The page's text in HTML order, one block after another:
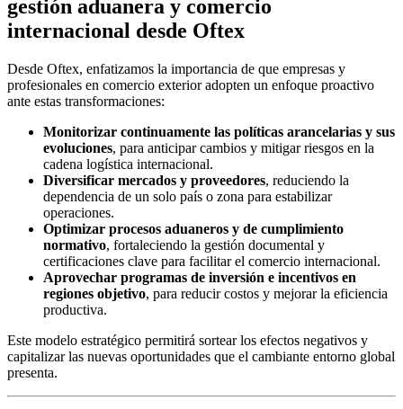
gestión aduanera y comercio
internacional desde Oftex
Desde Oftex, enfatizamos la importancia de que empresas y
profesionales en comercio exterior adopten un enfoque proactivo
ante estas transformaciones:
Monitorizar continuamente las políticas arancelarias y sus
evoluciones, para anticipar cambios y mitigar riesgos en la
cadena logística internacional.
Diversificar mercados y proveedores, reduciendo la
dependencia de un solo país o zona para estabilizar
operaciones.
Optimizar procesos aduaneros y de cumplimiento
normativo, fortaleciendo la gestión documental y
certificaciones clave para facilitar el comercio internacional.
Aprovechar programas de inversión e incentivos en
regiones objetivo, para reducir costos y mejorar la eficiencia
productiva.
Este modelo estratégico permitirá sortear los efectos negativos y
capitalizar las nuevas oportunidades que el cambiante entorno global
presenta.